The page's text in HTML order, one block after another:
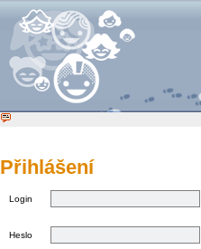
Přihlášení
Login
Heslo